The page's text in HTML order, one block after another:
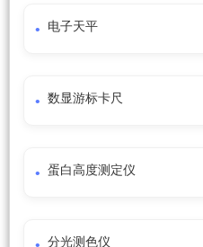
电子天平
数显游标卡尺
蛋白高度测定仪
分光测色仪